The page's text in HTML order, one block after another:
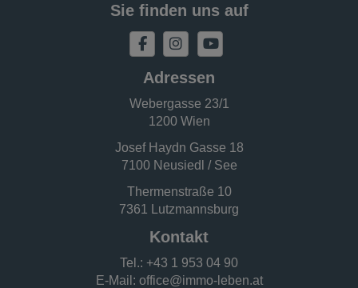
Sie finden uns auf
Adressen
Webergasse 23/1
1200 Wien
Josef Haydn Gasse 18
7100 Neusiedl / See
Thermenstraße 10
7361 Lutzmannsburg
Kontakt
Tel.: +43 1 953 04 90
E-Mail: office@immo-leben.at